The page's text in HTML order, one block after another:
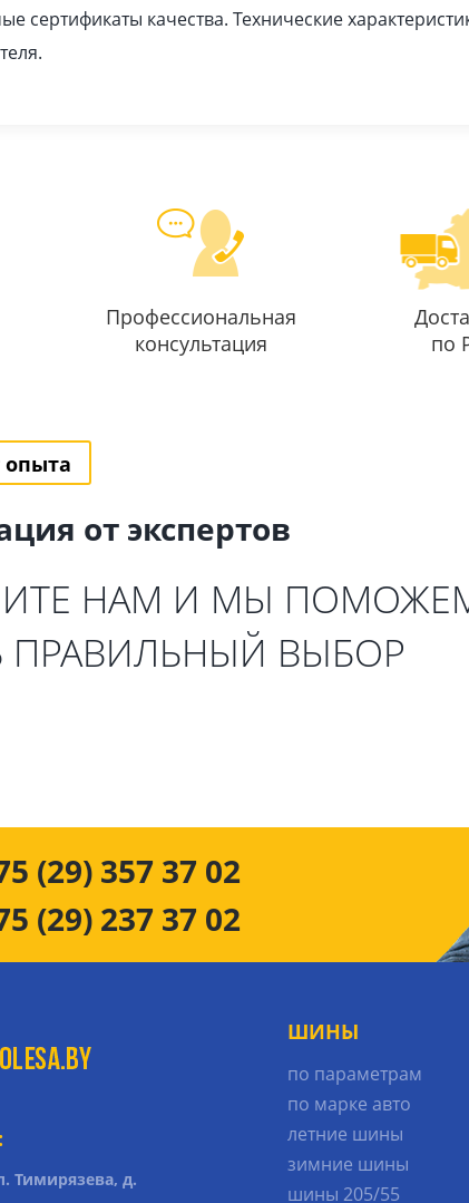
сертификаты качества. Технические
Профессиональная
консультация
по
опыта
от экспертов
НАМ И МЫ
ПРАВИЛЬНЫЙ ВЫБОР
(29) 357 37 02
(29) 237 37 02
Тимирязева, д.
ШИНЫ
по параметрам
по марке авто
летние шины
зимние шины
шины 205/55